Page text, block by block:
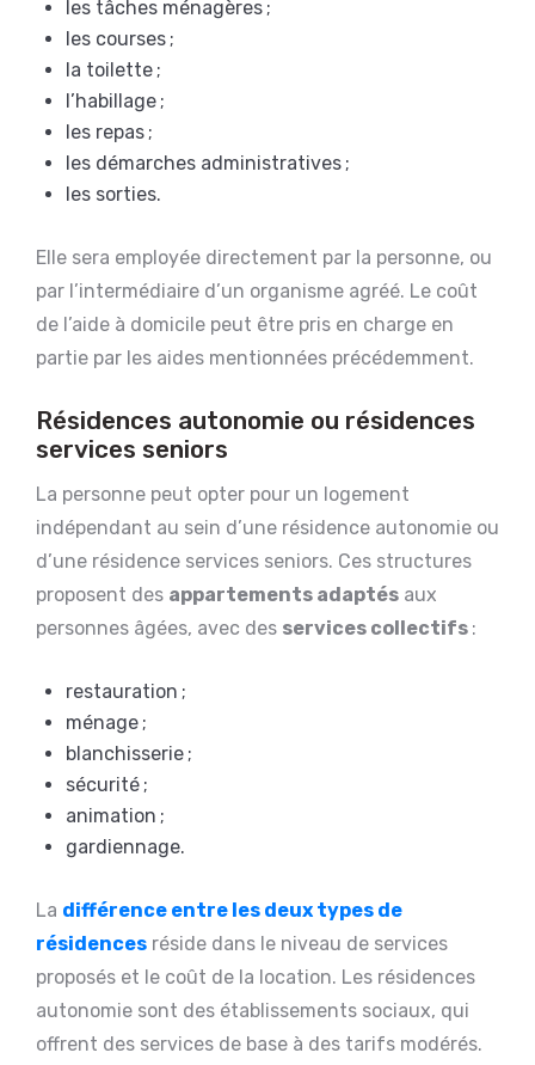
les tâches ménagères ;
les courses ;
la toilette ;
l’habillage ;
les repas ;
les démarches administratives ;
les sorties.
Elle sera employée directement par la personne, ou
par l’intermédiaire d’un organisme agréé. Le coût
de l’aide à domicile peut être pris en charge en
partie par les aides mentionnées précédemment.
Résidences autonomie ou résidences
services seniors
La personne peut opter pour un logement
indépendant au sein d’une résidence autonomie ou
d’une résidence services seniors. Ces structures
proposent des appartements adaptés aux
personnes âgées, avec des services collectifs :
restauration ;
ménage ;
blanchisserie ;
sécurité ;
animation ;
gardiennage.
La différence entre les deux types de
résidences réside dans le niveau de services
proposés et le coût de la location. Les résidences
autonomie sont des établissements sociaux, qui
offrent des services de base à des tarifs modérés.